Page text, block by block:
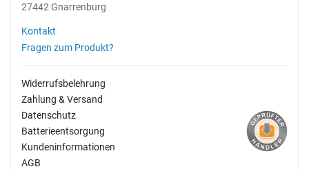
27442 Gnarrenburg
Kontakt
Fragen zum Produkt?
Widerrufsbelehrung
Zahlung & Versand
Datenschutz
Batterieentsorgung
Kundeninformationen
AGB